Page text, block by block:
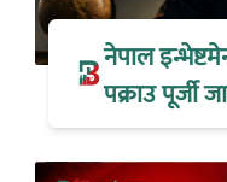
नेपाल
पक्राउ पूर्जी